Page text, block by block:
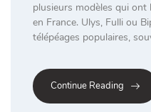
plusieurs modèles qui ont
en France. Ulys, Fulli ou
télépéages populaires,
Continue Reading